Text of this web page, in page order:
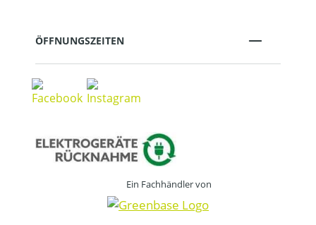
ÖFFNUNGSZEITEN
Ein Fachhändler von